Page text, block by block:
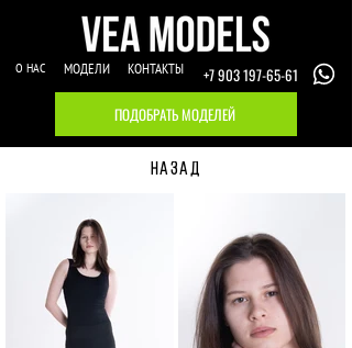
О НАС МОДЕЛИ КОНТАКТЫ
+7 903 197-65-61
ПОДОБРАТЬ МОДЕЛЕЙ
НАЗАД